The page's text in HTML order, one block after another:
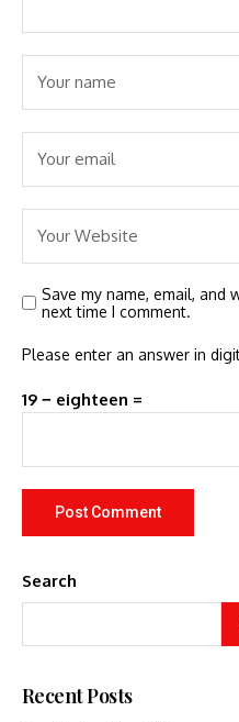
Save my name, email, and
next time I comment.
Please enter an answer in
19 − eighteen =
Search
Recent Posts